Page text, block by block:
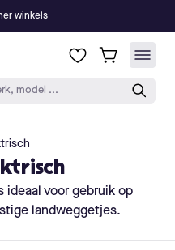
ideaal voor gebruik op
landweggetjes.